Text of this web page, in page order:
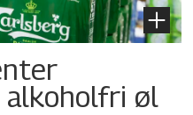
alkoholfri øl